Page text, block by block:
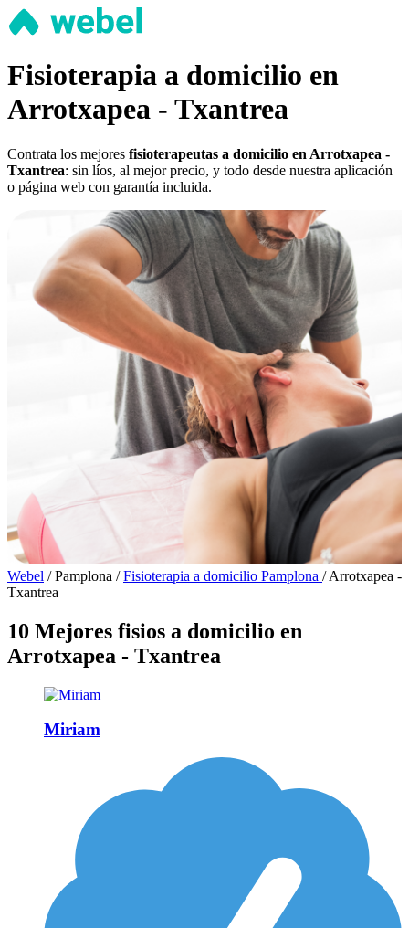
Fisioterapia a domicilio en
Arrotxapea - Txantrea
Contrata los mejores fisioterapeutas a domicilio en Arrotxapea -
Txantrea: sin líos, al mejor precio, y todo desde nuestra aplicación
o página web con garantía incluida.
Webel / Pamplona / Fisioterapia a domicilio Pamplona / Arrotxapea -
Txantrea
10 Mejores fisios a domicilio en
Arrotxapea - Txantrea
Miriam